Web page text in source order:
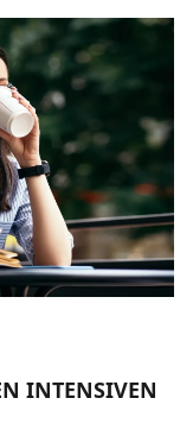
INTENSIVEN